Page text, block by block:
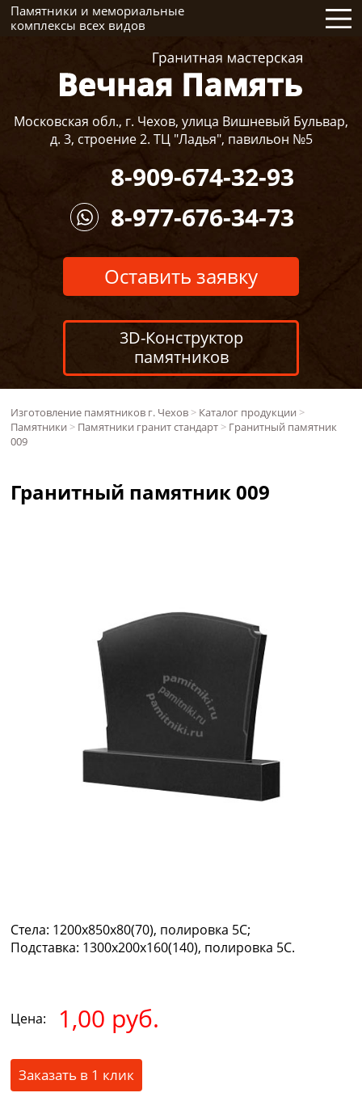
Памятники и мемориальные
комплексы всех видов
Московская обл., г. Чехов, улица Вишневый Бульвар,
д. 3, строение 2. ТЦ "Ладья", павильон №5
8-909-674-32-93
8-977-676-34-73
Оставить заявку
3D-Конструктор
памятников
Изготовление памятников г. Чехов > Каталог продукции >
Памятники > Памятники гранит стандарт > Гранитный памятник
009
Гранитный памятник 009
Стела: 1200х850х80(70), полировка 5С;
Подставка: 1300х200х160(140), полировка 5С.
Цена: 1,00 руб.
Заказать в 1 клик